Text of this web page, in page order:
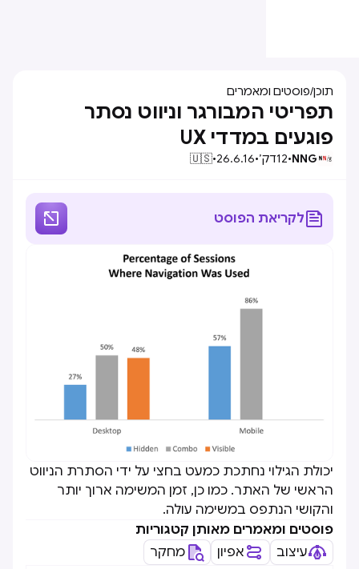
תוכן/פוסטים ומאמרים
תפריטי המבורגר וניווט נסתר
פוגעים במדדי UX
NNG
•
12דק׳•
26.6.16
•
🇺🇸
לקריאת הפוסט 
יכולת הגילוי נחתכת כמעט בחצי על ידי הסתרת הניווט
הראשי של האתר. כמו כן, זמן המשימה ארוך יותר
והקושי הנתפס במשימה עולה.
פוסטים ומאמרים מאותן קטגוריות
עיצוב
אפיון מחקר